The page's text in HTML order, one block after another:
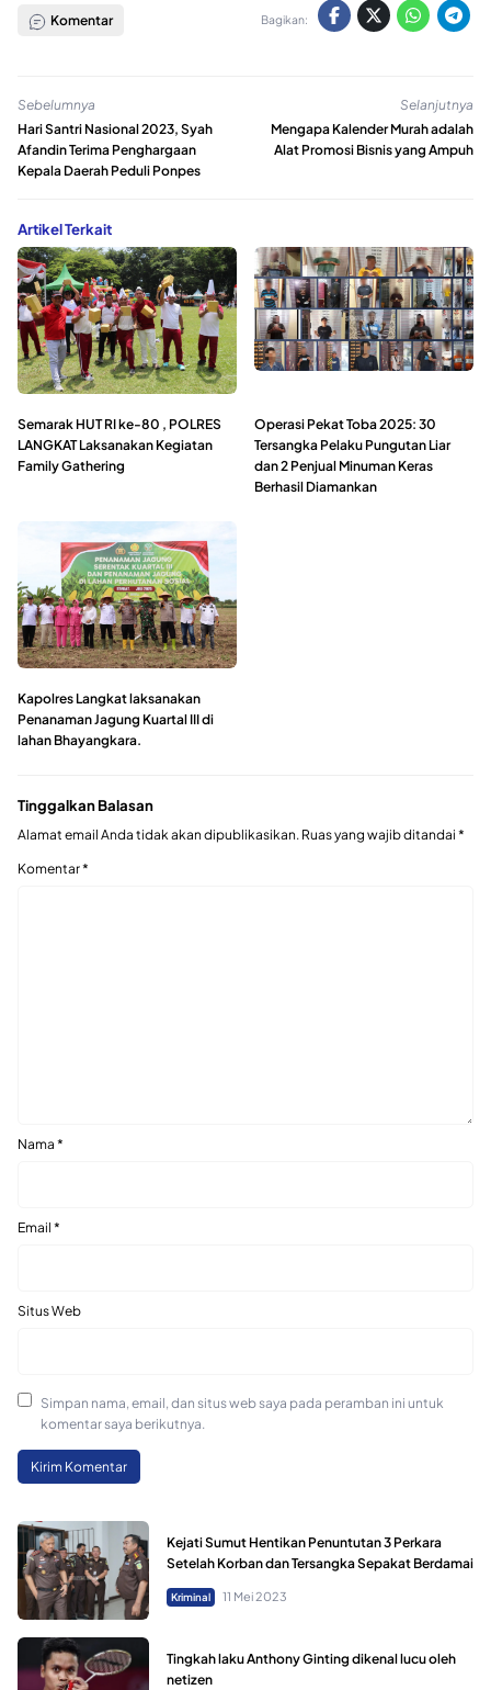
Komentar Bagikan:
Sebelumnya
Hari Santri Nasional 2023, Syah
Afandin Terima Penghargaan
Kepala Daerah Peduli Ponpes
Selanjutnya
Mengapa Kalender Murah adalah
Alat Promosi Bisnis yang Ampuh
Artikel Terkait
Semarak HUT RI ke-80 , POLRES
LANGKAT Laksanakan Kegiatan
Family Gathering
Operasi Pekat Toba 2025: 30
Tersangka Pelaku Pungutan Liar
dan 2 Penjual Minuman Keras
Berhasil Diamankan
Kapolres Langkat laksanakan
Penanaman Jagung Kuartal III di
lahan Bhayangkara.
Tinggalkan Balasan
Alamat email Anda tidak akan dipublikasikan. Ruas yang wajib ditandai *
Komentar*
Nama *
Email *
Situs Web
Simpan nama, email, dan situs web saya pada peramban ini untuk
komentar saya berikutnya.
Kejati Sumut Hentikan Penuntutan 3 Perkara
Setelah Korban dan Tersangka Sepakat Berdamai
Kriminal 11 Mei 2023
Tingkah laku Anthony Ginting dikenal lucu oleh
netizen